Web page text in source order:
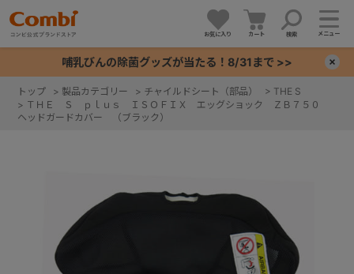
お気に入り カート 検索 メニュー
哺乳びんの除菌グッズが当たる！8/31まで >>
トップ > 製品カテゴリー > チャイルドシート（部品） > THE S
> ＴＨＥ Ｓ ｐｌｕｓ ＩＳＯＦＩＸ エッグショック ＺＢ７５０
ヘッドガードカバー （ブラック）